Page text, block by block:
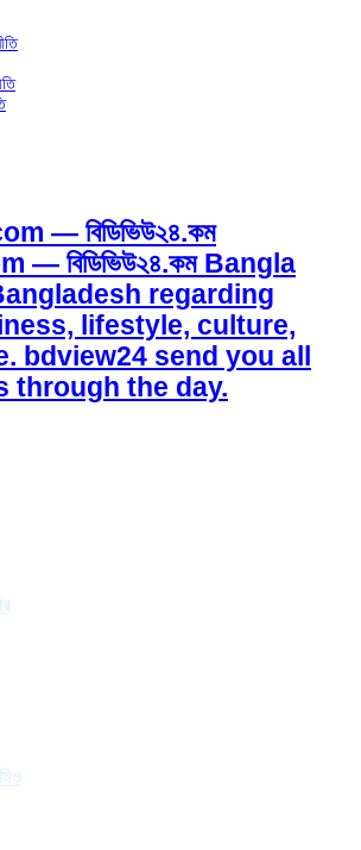
— বিডিভিউ২৪.কম Bangla
regarding
lifestyle, culture,
bdview24 send you all
through the day.